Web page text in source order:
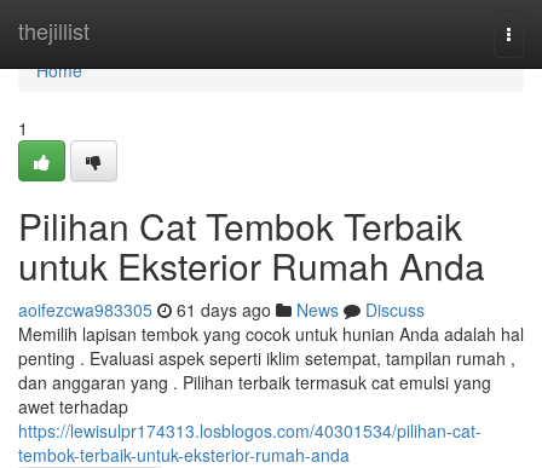
thejillist
Home
Home
1
Pilihan Cat Tembok Terbaik
untuk Eksterior Rumah Anda
aoifezcwa983305 61 days ago News
Discuss
Memilih lapisan tembok yang cocok untuk hunian Anda adalah hal
penting . Evaluasi aspek seperti iklim setempat, tampilan rumah ,
dan anggaran yang . Pilihan terbaik termasuk cat emulsi yang
awet terhadap
https://lewisulpr174313.losblogos.com/40301534/pilihan-cat-
tembok-terbaik-untuk-eksterior-rumah-anda